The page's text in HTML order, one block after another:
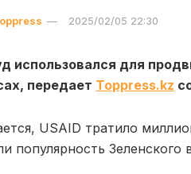
2025/02/05 22:30
использовался для
передает Toppress.kz
USAID тратило
популярность